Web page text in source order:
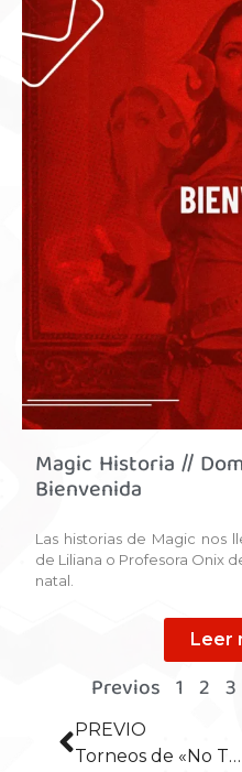
Magic Historia //
Bienvenida
Las historias de Magic nos
de Liliana o Profesora Onix
natal.
Leer
Previos 1 2 3
PREVIO
Torneos de «No Tan Queridos»